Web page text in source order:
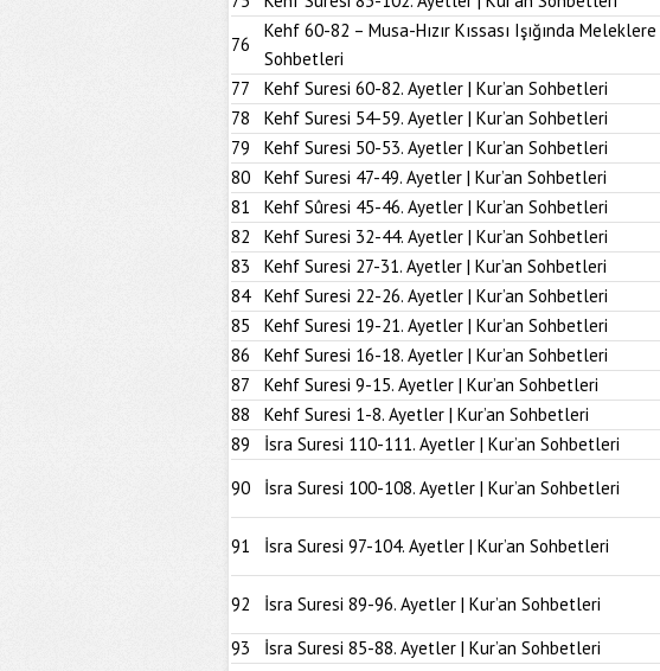
76
Kehf 60-82 – Musa-Hızır Kıssası Işığında Meleklere
Sohbetleri
77
Kehf Suresi 60-82. Ayetler | Kur’an Sohbetleri
78
Kehf Suresi 54-59. Ayetler | Kur’an Sohbetleri
79
Kehf Suresi 50-53. Ayetler | Kur’an Sohbetleri
80
Kehf Suresi 47-49. Ayetler | Kur’an Sohbetleri
81
Kehf Sûresi 45-46. Ayetler | Kur’an Sohbetleri
82
Kehf Suresi 32-44. Ayetler | Kur’an Sohbetleri
83
Kehf Suresi 27-31. Ayetler | Kur’an Sohbetleri
84
Kehf Suresi 22-26. Ayetler | Kur’an Sohbetleri
85
Kehf Suresi 19-21. Ayetler | Kur’an Sohbetleri
86
Kehf Suresi 16-18. Ayetler | Kur’an Sohbetleri
87
Kehf Suresi 9-15. Ayetler | Kur’an Sohbetleri
88
Kehf Suresi 1-8. Ayetler | Kur’an Sohbetleri
89
İsra Suresi 110-111. Ayetler | Kur’an Sohbetleri
90
İsra Suresi 100-108. Ayetler | Kur’an Sohbetleri
91 İsra Suresi 97-104. Ayetler | Kur’an Sohbetleri
92 İsra Suresi 89-96. Ayetler | Kur’an Sohbetleri
93
İsra Suresi 85-88. Ayetler | Kur’an Sohbetleri